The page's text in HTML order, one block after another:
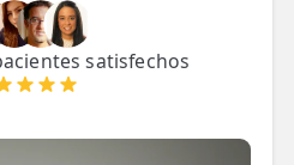
satisfechos